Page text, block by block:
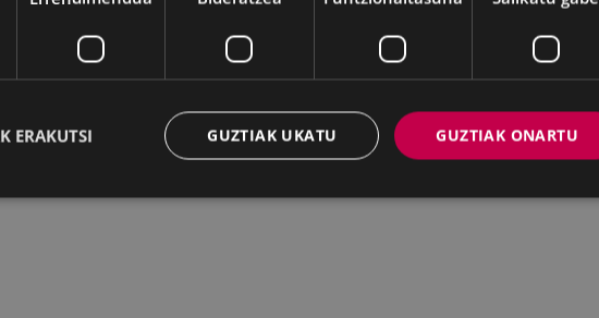
GUZTIAK ONARTU
GUZTIAK UKATU
ERAKUTSI